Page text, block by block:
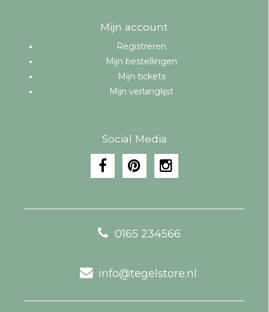
Mijn account
Registreren
Mijn bestellingen
Mijn tickets
Mijn verlanglijst
Social Media
0165 234566
info@tegelstore.nl